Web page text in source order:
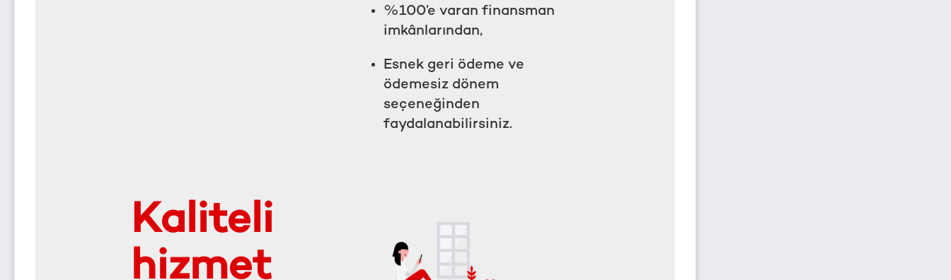
%100’e varan finansman
imkânlarından,
Esnek geri ödeme ve
ödemesiz dönem
seçeneğinden
faydalanabilirsiniz.
Kaliteli
hizmet